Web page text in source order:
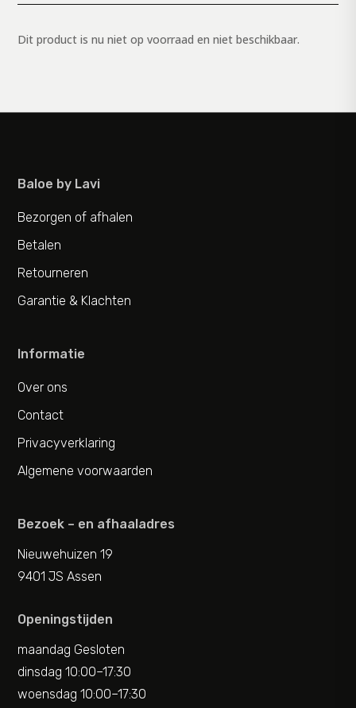
Dit product is nu niet op voorraad en niet beschikbaar.
Baloe by Lavi
Bezorgen of afhalen
Betalen
Retourneren
Garantie & Klachten
Informatie
Over ons
Contact
Privacyverklaring
Algemene voorwaarden
Bezoek – en afhaaladres
Nieuwehuizen 19
9401 JS Assen
Openingstijden
maandag Gesloten
dinsdag 10:00–17:30
woensdag 10:00–17:30